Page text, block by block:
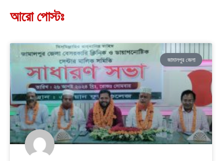
আরো পোস্টঃ
জামালপুর জেলা